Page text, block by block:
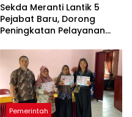
Sekda Meranti Lantik 5
Pejabat Baru, Dorong
Peningkatan Pelayanan
Pemerintah